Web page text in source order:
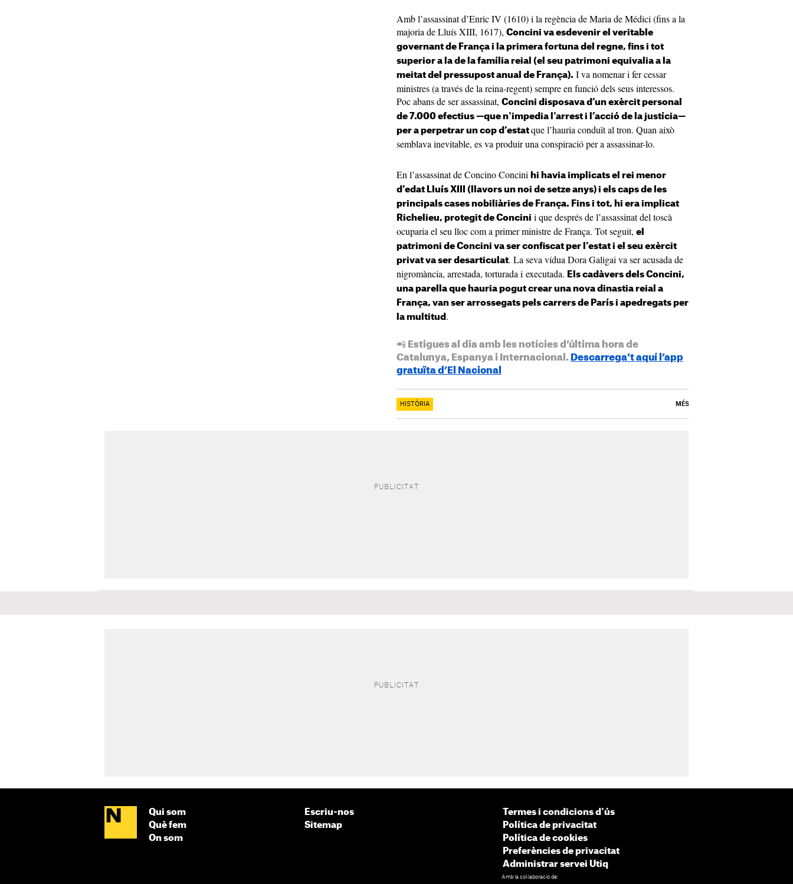
Amb l’assassinat d’Enric IV (1610) i la regència de Maria de Médici (fins a la
majoria de Lluís XIII, 1617), Concini va esdevenir el veritable
governant de França i la primera fortuna del regne, fins i tot
superior a la de la família reial (el seu patrimoni equivalia a la
meitat del pressupost anual de França). I va nomenar i fer cessar
ministres (a través de la reina-regent) sempre en funció dels seus interessos.
Poc abans de ser assassinat, Concini disposava d’un exèrcit personal
de 7.000 efectius —que n'impedia l'arrest i l’acció de la justícia—
per a perpetrar un cop d’estat que l’hauria conduït al tron. Quan això
semblava inevitable, es va produir una conspiració per a assassinar-lo.
En l’assassinat de Concino Concini hi havia implicats el rei menor
d’edat Lluís XIII (llavors un noi de setze anys) i els caps de les
principals cases nobiliàries de França. Fins i tot, hi era implicat
Richelieu, protegit de Concini i que després de l’assassinat del toscà
ocuparia el seu lloc com a primer ministre de França. Tot seguit, el
patrimoni de Concini va ser confiscat per l’estat i el seu exèrcit
privat va ser desarticulat. La seva vídua Dora Galigai va ser acusada de
nigromància, arrestada, torturada i executada. Els cadàvers dels Concini,
una parella que hauria pogut crear una nova dinastia reial a
França, van ser arrossegats pels carrers de París i apedregats per
la multitud .
📲 Estigues al dia amb les notícies d’última hora de
Catalunya, Espanya i Internacional. Descarrega’t aquí l’app
gratuïta d’El Nacional
HISTÒRIA MÉS
Qui som
Què fem
On som
Escriu-nos
Sitemap
Termes i condicions d'ús
Política de privacitat
Política de cookies
Preferències de privacitat
Administrar servei Utiq
Amb la col·laboració de: